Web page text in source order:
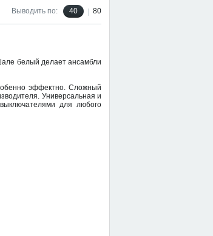
Выводить по: 40 80
белый делает ансамбли
эффектно. Сложный
Универсальная и
для любого